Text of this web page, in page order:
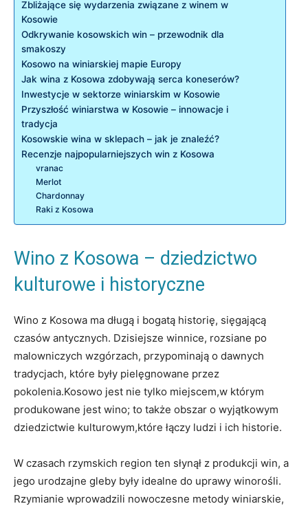
Zbliżające się wydarzenia ⁣związane z ⁣winem ‌w
Kosowie
Odkrywanie ⁤kosowskich win⁣ – przewodnik ​dla
smakoszy
Kosowo ‍na winiarskiej mapie Europy
Jak wina z Kosowa zdobywają​ serca‍ koneserów?
Inwestycje w ⁤sektorze winiarskim w⁢ Kosowie
Przyszłość ‌winiarstwa ‌w Kosowie ​– ⁢innowacje i
tradycja
Kosowskie ​wina w sklepach ​–⁣ jak je znaleźć?
Recenzje najpopularniejszych‌ win z Kosowa
vranac
Merlot
Chardonnay
Raki z Kosowa
Wino z ​Kosowa – ⁢dziedzictwo
kulturowe ⁣i historyczne
Wino z‌ Kosowa ma długą i⁣ bogatą historię, sięgającą
czasów antycznych. Dzisiejsze⁢ winnice, rozsiane po
malowniczych ‌wzgórzach, przypominają o dawnych
tradycjach, ​które były pielęgnowane przez
⁣pokolenia.Kosowo jest nie tylko ​miejscem,w którym
produkowane jest wino; to także ⁣obszar ​o wyjątkowym
⁢dziedzictwie kulturowym,które ⁢łączy ludzi i⁢ ich⁢ historie.
W czasach rzymskich region ‌ten ‍słynął z produkcji win, a
jego urodzajne​ gleby⁤ były idealne do uprawy⁣ winorośli.
Rzymianie⁣ wprowadzili nowoczesne metody​ winiarskie,